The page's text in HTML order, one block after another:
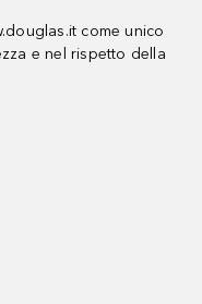
come unico
e nel rispetto della